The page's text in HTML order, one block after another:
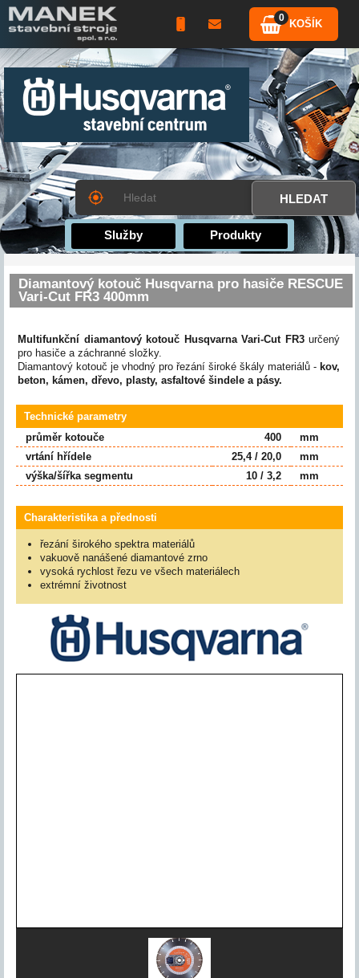
0 KOŠÍK
Služby Produkty
Diamantový kotouč Husqvarna pro hasiče RESCUE
Vari-Cut FR3 400mm
Multifunkční diamantový kotouč Husqvarna Vari-Cut FR3určený
pro hasiče a záchranné složky.
Diamantový kotouč je vhodný pro řezání široké škály materiálů - kov,
beton, kámen, dřevo, plasty, asfaltové šindele a pásy.
Technické parametry
průměr kotouče
vrtání hřídele
výška/šířka segmentu
400
25,4 / 20,0
10 / 3,2
mm
mm
mm
Charakteristika a přednosti
řezání širokého spektra materiálů
vakuově nanášené diamantové zrno
vysoká rychlost řezu ve všech materiálech
extrémní životnost